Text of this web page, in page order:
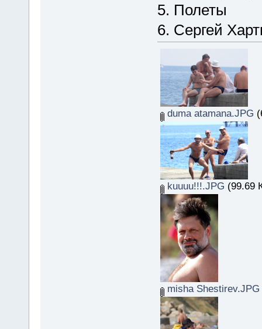
5. Полеты
6. Сергей
duma atamana.JPG
kuuuu!!!.JPG (99.69
misha Shestirev.JPG